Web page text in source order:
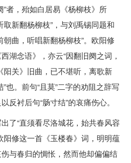
”者，殆如白居易《杨柳枝》所
取新翻杨柳枝”，与刘禹锡同题和
朝曲，听唱新翻杨柳枝”。欧阳修
湖念语》，亦云“因翻旧阕之词，
阳关》旧曲，已不堪听，离歌新
也。前句“且莫”二字的劝阻之辞写
反衬后句“肠寸结”的哀痛伤心。
了“直须看尽洛城花，始共春风容
阳修这一首《玉楼春》词，明明蕴
与春归的惆怅，然而他却偏偏结